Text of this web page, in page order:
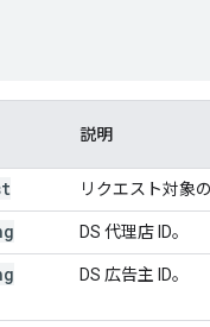
説明
リクエスト対象
DS 代理店 ID。
DS 広告主 ID。